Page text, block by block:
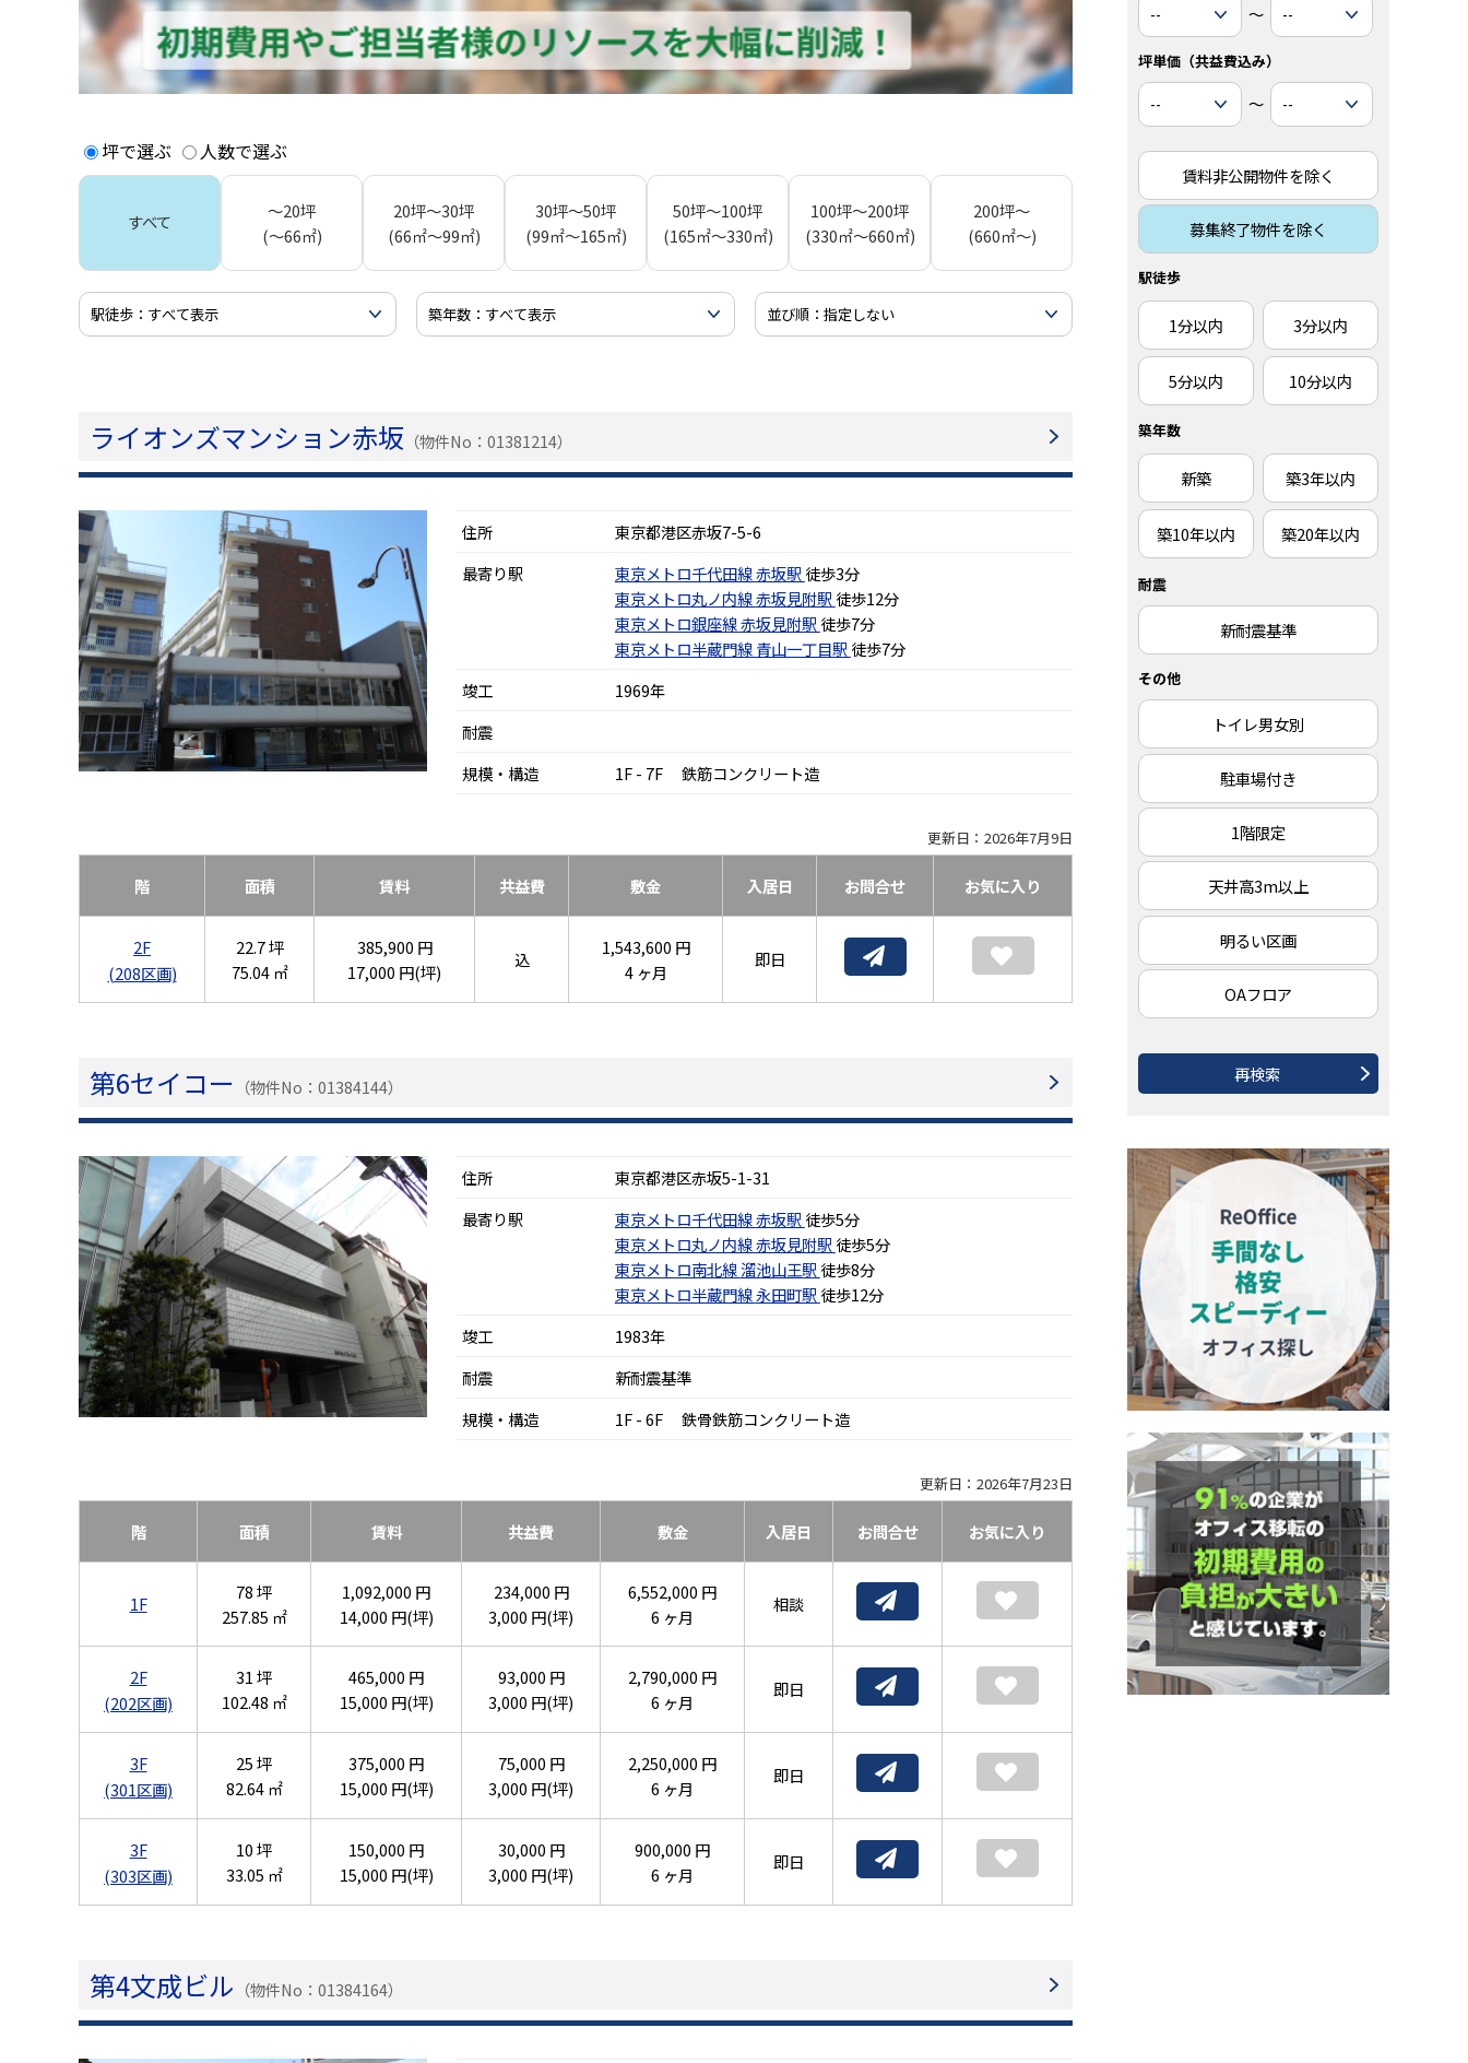
坪で選ぶ 人数で選ぶ
すべて
～20坪
(～66㎡)
20坪～30坪
(66㎡～99㎡)
30坪～50坪
(99㎡～165㎡)
50坪～100坪
(165㎡～330㎡)
100坪～200坪
(330㎡～660㎡)
200坪～
(660㎡～)
ライオンズマンション赤坂 （物件No：01381214）
住所
東京都港区赤坂7-5-6
最寄り駅
東京メトロ千代田線赤坂駅 徒歩3分
東京メトロ丸ノ内線赤坂見附駅 徒歩12分
東京メトロ銀座線赤坂見附駅 徒歩7分
東京メトロ半蔵門線青山一丁目駅 徒歩7分
竣工
1969年
耐震
規模・構造
1F - 7F 鉄筋コンクリート造
更新日：2026年7月9日
階 面積 賃料 共益費 敷金 入居日 お問合せ お気に入り
2F
(208区画)
22.7 坪
75.04 ㎡
385,900 円
17,000 円(坪)
込
1,543,600 円
4 ヶ月
即日
第6セイコー （物件No：01384144）
住所
東京都港区赤坂5-1-31
最寄り駅
東京メトロ千代田線赤坂駅 徒歩5分
東京メトロ丸ノ内線赤坂見附駅 徒歩5分
東京メトロ南北線溜池山王駅 徒歩8分
東京メトロ半蔵門線永田町駅 徒歩12分
竣工
1983年
耐震
新耐震基準
規模・構造
1F - 6F 鉄骨鉄筋コンクリート造
更新日：2026年7月23日
階 面積 賃料 共益費 敷金 入居日 お問合せ お気に入り
1F
78 坪
257.85 ㎡
1,092,000 円
14,000 円(坪)
234,000 円
3,000 円(坪)
6,552,000 円
6 ヶ月
相談
2F
(202区画)
31 坪
102.48 ㎡
465,000 円
15,000 円(坪)
93,000 円
3,000 円(坪)
2,790,000 円
6 ヶ月
即日
3F
(301区画)
25 坪
82.64 ㎡
375,000 円
15,000 円(坪)
75,000 円
3,000 円(坪)
2,250,000 円
6 ヶ月
即日
3F
(303区画)
10 坪
33.05 ㎡
150,000 円
15,000 円(坪)
30,000 円
3,000 円(坪)
900,000 円
6 ヶ月
即日
第4文成ビル （物件No：01384164）
～
坪単価（共益費込み）
～
賃料非公開物件を除く
募集終了物件を除く
駅徒歩
1分以内 3分以内
5分以内 10分以内
築年数
新築 築3年以内
築10年以内 築20年以内
耐震
新耐震基準
その他
トイレ男女別
駐車場付き
1階限定
天井高3m以上
明るい区画
OAフロア